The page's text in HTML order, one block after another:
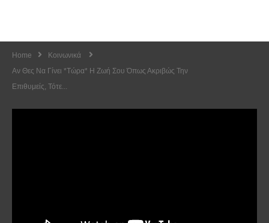
Home
Κοινωνικά
Αν Θες Να Γίνει *τώρα* Η Ζωή Σου Όπως Ακριβώς Την
Επιθυμείς, Τότε...